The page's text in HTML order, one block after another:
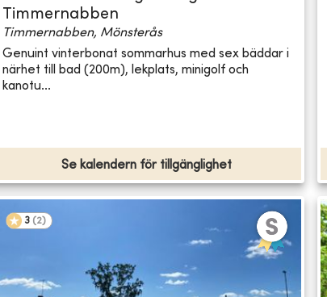
Timmernabben
Timmernabben, Mönsterås
Genuint vinterbonat sommarhus med sex bäddar i
närhet till bad (200m), lekplats, minigolf och
kanotu...
Se kalendern för tillgänglighet
3 (2)